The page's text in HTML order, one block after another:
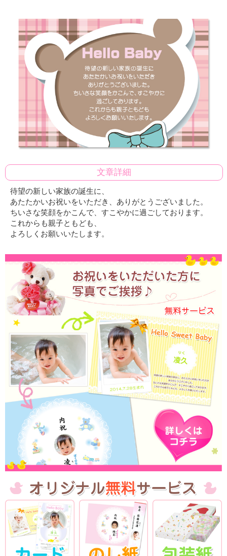
文章詳細
待望の新しい家族の誕生に、
あたたかいお祝いをいただき、ありがとうございました。
ちいさな笑顔をかこんで、すこやかに過ごしております。
これからも親子ともども、
よろしくお願いいたします。